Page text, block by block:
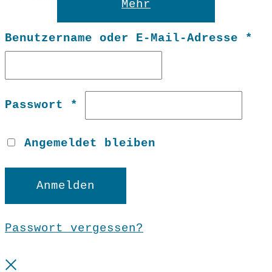
Mehr
Benutzername oder E-Mail-Adresse *
Passwort *
Angemeldet bleiben
Anmelden
Passwort vergessen?